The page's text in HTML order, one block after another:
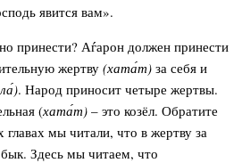
явится вам».
принести? Аѓарон должен принести
жертву (хата́т) за себя и
. Народ приносит четыре жертвы.
(хата́т) – это козёл. Обратите
мы читали, что в жертву за
Здесь мы читаем, что